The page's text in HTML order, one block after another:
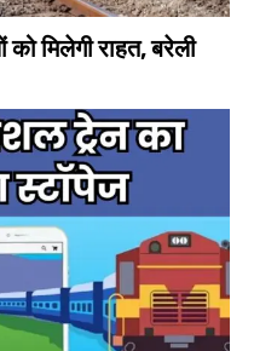
मिलेगी राहत, बरेली